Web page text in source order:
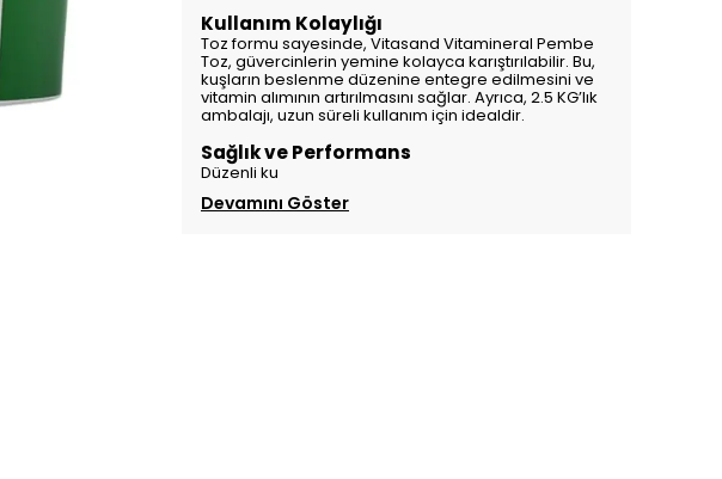
Kullanım Kolaylığı
Toz formu sayesinde, Vitasand Vitamineral Pembe
Toz, güvercinlerin yemine kolayca karıştırılabilir. Bu,
kuşların beslenme düzenine entegre edilmesini ve
vitamin alımının artırılmasını sağlar. Ayrıca, 2.5 KG’lık
ambalajı, uzun süreli kullanım için idealdir.
Sağlık ve Performans
Düzenli ku
Devamını Göster